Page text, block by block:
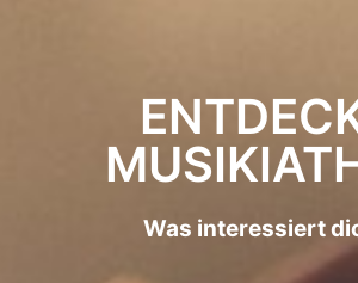
Was interessiert